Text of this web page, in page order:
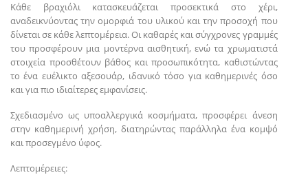
Κάθε βραχιόλι κατασκευάζεται προσεκτικά στο χέρι,
αναδεικνύοντας την ομορφιά του υλικού και την προσοχή που
δίνεται σε κάθε λεπτομέρεια. Οι καθαρές και σύγχρονες γραμμές
του προσφέρουν μια μοντέρνα αισθητική, ενώ τα χρωματιστά
στοιχεία προσθέτουν βάθος και προσωπικότητα, καθιστώντας
το ένα ευέλικτο αξεσουάρ, ιδανικό τόσο για καθημερινές όσο
και για πιο ιδιαίτερες εμφανίσεις.
Σχεδιασμένο ως υποαλλεργικά κοσμήματα, προσφέρει άνεση
στην καθημερινή χρήση, διατηρώντας παράλληλα ένα κομψό
και προσεγμένο ύφος.
Λεπτομέρειες: